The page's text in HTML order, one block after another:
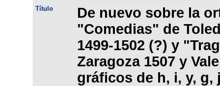
Título
De nuevo sobre la
"Comedias" de
1499-1502 (?) y
Zaragoza 1507 y
gráficos de h, i, y, g,